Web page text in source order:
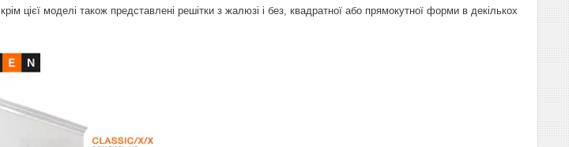
крім цієї моделі також представлені решітки з жалюзі і без, квадратної або прямокутної форми в декількох